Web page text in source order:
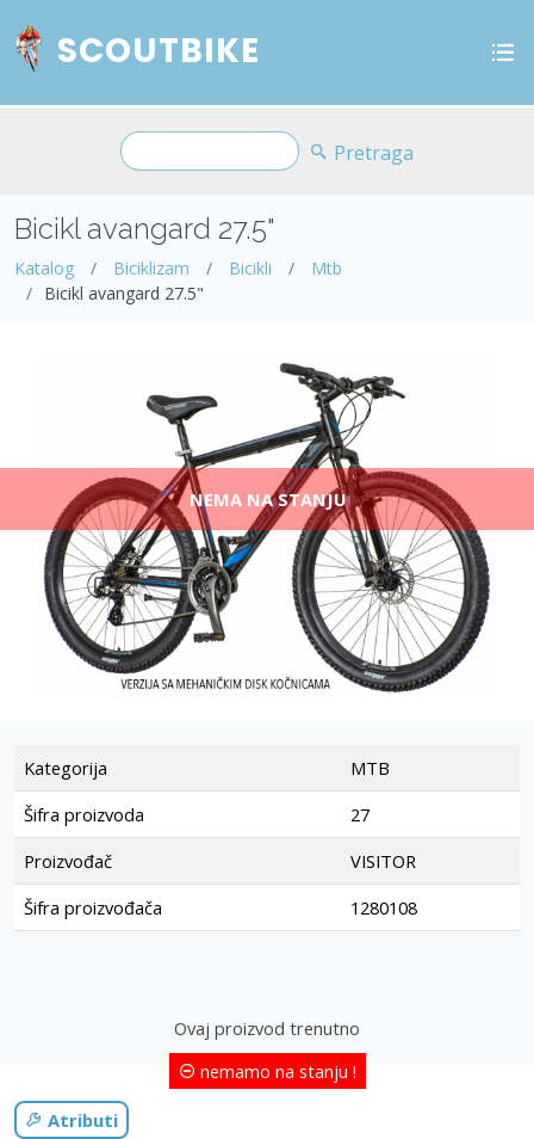
SCOUTBIKE
Pretraga
Bicikl avangard 27.5"
Katalog Biciklizam Bicikli
Mtb
Bicikl avangard 27.5"
NEMA NA STANJU
Kategorija
MTB
Šifra proizvoda
27
Proizvođač
VISITOR
Šifra proizvođača
1280108
Ovaj proizvod trenutno
nemamo na stanju !
Atributi